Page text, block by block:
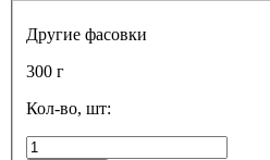
Другие фасовки
300 г
Кол-во, шт: